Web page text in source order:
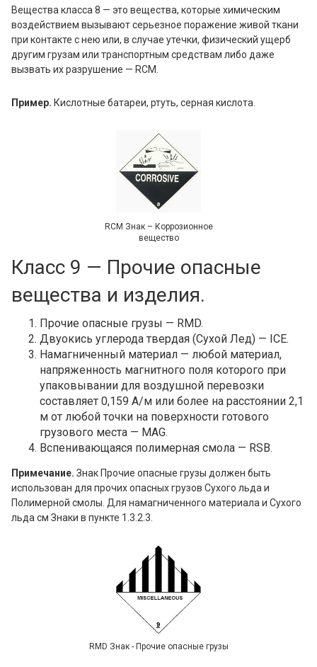
Вещества класса 8 — это вещества, которые химическим
воздействием вызывают серьезное поражение живой ткани
при контакте с нею или, в случае утечки, физический ущерб
другим грузам или транспортным средствам либо даже
вызвать их разрушение — RCM.
Пример. Кислотные батареи, ртуть, серная кислота.
RCM Знак – Коррозионное
вещество
Класс 9 — Прочие опасные
вещества и изделия.
Прочие опасные грузы — RMD.
Двуокись углерода твердая (Сухой Лед) — ICE.
Намагниченный материал — любой материал,
напряженность магнитного поля которого при
упаковывании для воздушной перевозки
составляет 0,159 А/м или более на расстоянии 2,1
м от любой точки на поверхности готового
грузового места — MAG.
Вспенивающаяся полимерная смола — RSB.
Примечание. Знак Прочие опасные грузы должен быть
использован для прочих опасных грузов Сухого льда и
Полимерной смолы. Для намагниченного материала и Сухого
льда см Знаки в пункте 1.3.2.3.
RMD Знак - Прочие опасные грузы